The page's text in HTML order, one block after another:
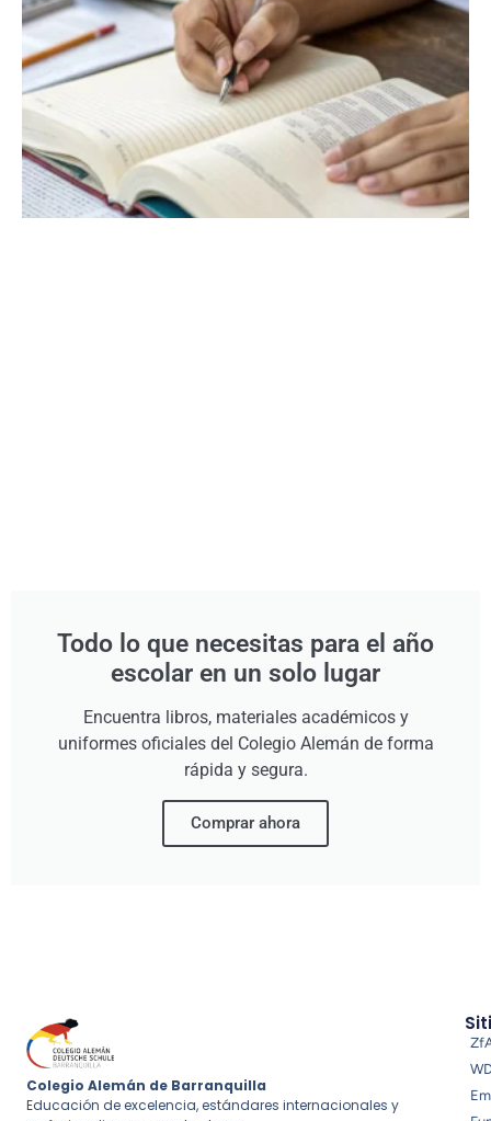
Todo lo que necesitas para el año
escolar en un solo lugar
Encuentra libros, materiales académicos y
uniformes oficiales del Colegio Alemán de forma
rápida y segura.
Comprar ahora
Colegio Alemán de Barranquilla
Educación de excelencia, estándares internacionales y